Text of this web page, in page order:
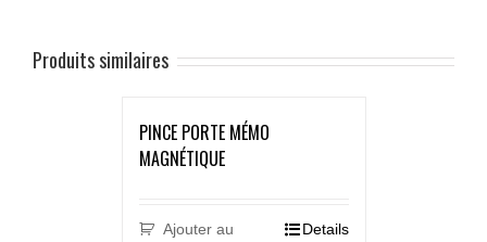
Produits similaires
PINCE PORTE MÉMO
MAGNÉTIQUE
Ajouter au
Details